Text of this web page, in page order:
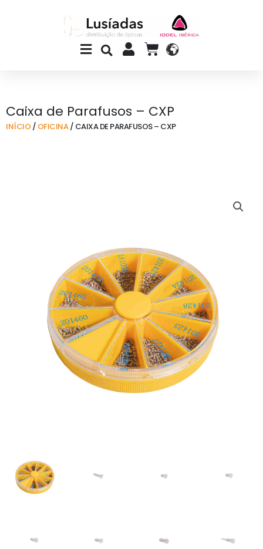
Main
Menu
CART
Caixa de Parafusos – CXP
INÍCIO / OFICINA/ CAIXA DE PARAFUSOS – CXP